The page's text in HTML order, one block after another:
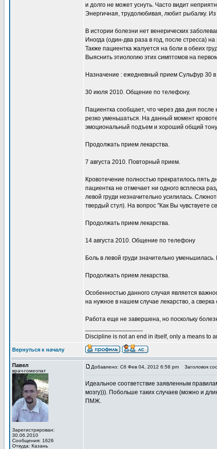
и долго не может уснуть. Часто видит
Энергичная, трудолюбивая, любит рыбалку.
В истории болезни нет венерических
Иногда (один-два раза в год, после стресса)
Также пациентка жалуется на боли в обеих
Выяснить этиологию этих симптомов на
Назначение : ежедневный прием Сульфур 30 в
30 июля 2010. Общение по телефону.
Пациентка сообщает, что через два дня
резко уменьшаться. На данный момент
эмоциональный подъем и хороший общий
Продолжать прием лекарства.
7 августа 2010. Повторный прием.
Кровотечение полностью прекратилось
пациентка не отмечает ни одного всплеска
левой груди незначительно усилилась.
твердый стул). На вопрос "Как Вы чувствуете
Продолжать прием лекарства.
14 августа 2010. Общение по телефону
Боль в левой груди значительно
Продолжать прием лекарства.
Особенностью данного случая является
на нужное в нашем случае лекарство, а
Работа еще не завершена, но поскольку
Discipline is not an end in itself, only a means to
Вернуться к началу
Павел
врач-гомеопат
Зарегистрирован:
30.06.2010
Сообщения: 1626
Откуда: Казань
Добавлено: Сб Фев 04, 2012 6:58 pm Заголовок
Идеальное соответствие заявленным
мозгу))). Побольше таких случаев (можно и
ПМЖ.